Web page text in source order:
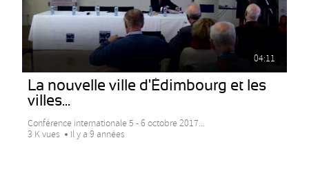
04:11
La nouvelle ville d'Édimbourg et les
villes...
Conférence internationale 5 - 6 octobre 2017...
3 K vues
Il y a 9 années